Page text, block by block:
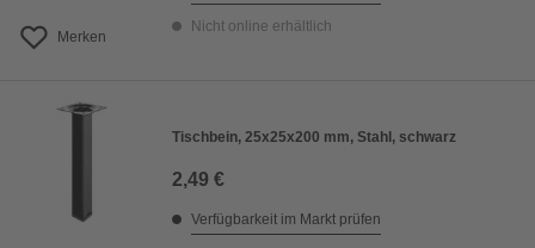
Merken
Nicht online erhältlich
Tischbein, 25x25x200 mm, Stahl, schwarz
2,49 €
Verfügbarkeit im Markt prüfen